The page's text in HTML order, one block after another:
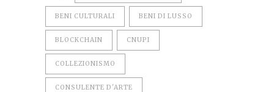
BENI CULTURALI BENI DI LUSSO
BLOCKCHAIN CNUPI
COLLEZIONISMO
CONSULENTE D'ARTE